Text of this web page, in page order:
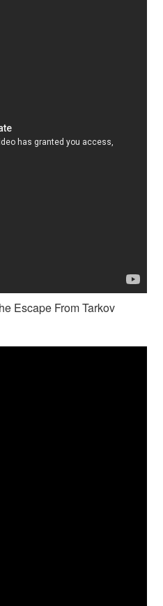
Escape From Tarkov